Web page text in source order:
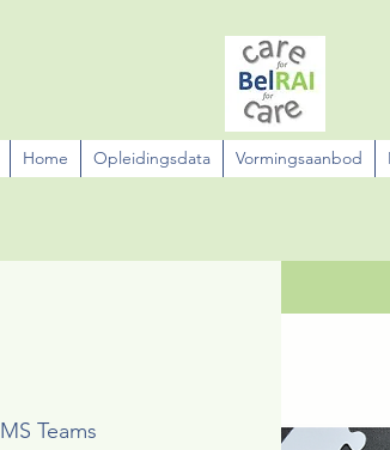
Home Opleidingsdata Vormingsaanbod
MS Teams